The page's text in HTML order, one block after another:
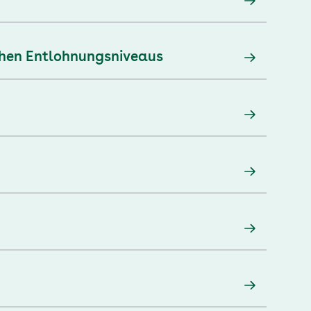
Entlohnungsniveaus